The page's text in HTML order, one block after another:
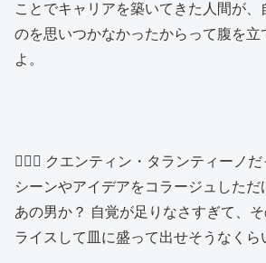
ことでキャリアを築いてきた人間が
のを思いつかなかったからって腹を立
よ。
👨🏻‍⚖️ クエンティン・タランティーノ
シーンやアイデアをコラージュした
あの男か？ 自覚が足りなさすぎて、
ライスして皿に盛って出せそうなくら